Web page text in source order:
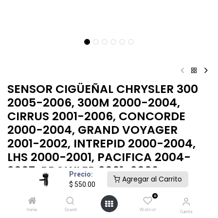
Precio:
$ 550.00
Agregar al Carrito
Home Search
0
Wishlist Cuenta
SENSOR CIGÜEÑAL​ CHRYSLER 300
2005-2006, 300M 2000-2004,
CIRRUS 2001-2006, CONCORDE
2000-2004, GRAND VOYAGER
2001-2002, INTREPID 2000-2004,
LHS 2000-2001, PACIFICA 2004-
2007, PROWLER 2001-2002
550.00